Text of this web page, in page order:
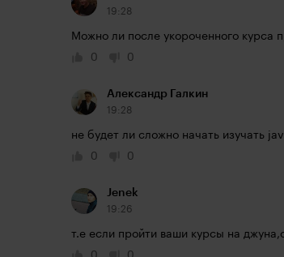
19:28
Можно ли после укороченного курса
0
0
Александр Галкин
19:28
не будет ли сложно начать изучать
0
0
Jenek
19:26
т.е если пройти ваши курсы на